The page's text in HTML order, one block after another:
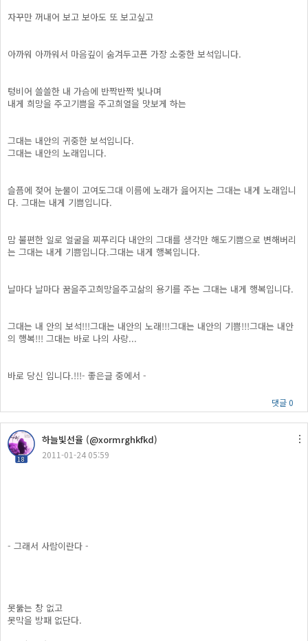
자꾸만 꺼내어 보고 보아도 또 보고싶고
아까워 아까워서 마음깊이 숨겨두고픈 가장 소중한 보석입니다.
텅비어 쓸쓸한 내 가슴에 반짝반짝 빛나며
내게 희망을 주고기쁨을 주고희열을 맛보게 하는
그대는 내안의 귀중한 보석입니다.
그대는 내안의 노래입니다.
슬픔에 젖어 눈물이 고여도그대 이름에 노래가 읊어지는 그대는 내게 노래입니
다. 그대는 내게 기쁨입니다.
맘 불편한 일로 얼굴을 찌푸리다 내안의 그대를 생각만 해도기쁨으로 변해버리
는 그대는 내게 기쁨입니다.그대는 내게 행복입니다.
날마다 날마다 꿈을주고희망을주고삶의 용기를 주는 그대는 내게 행복입니다.
그대는 내 안의 보석!!!그대는 내안의 노래!!!그대는 내안의 기쁨!!!그대는 내안
의 행복!!! 그대는 바로 나의 사랑...
바로 당신 입니다.!!!- 좋은글 중에서 -
댓글 0
18
하늘빛선율 (@xormrghkfkd)
2011-01-24 05:59
- 그래서 사람이란다 -
못뚫는 창 없고
못막을 방패 없단다.